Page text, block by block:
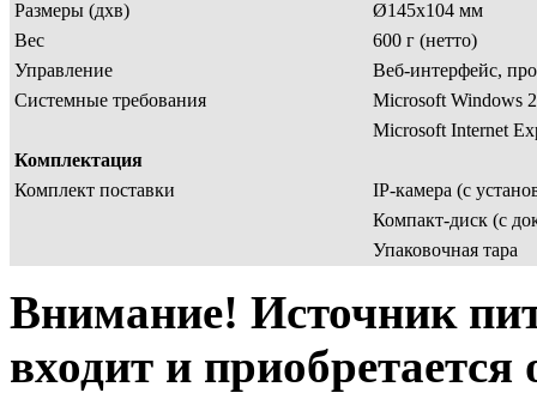
Размеры (дхв)
Ø145х104 мм
Вес
600 г (нетто)
Управление
Веб-интерфейс,
Системные требования
Microsoft Windows
Microsoft Internet
Комплектация
Комплект поставки
IP-камера (с
Компакт-диск (с
Упаковочная тара
Внимание! Источник
входит и приобретается